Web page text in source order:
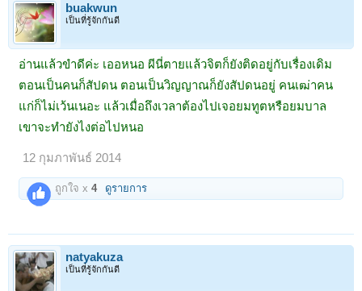
buakwun
เป็นที่รู้จักกันดี
อ่านแล้วขำดีค่ะ เออหนอ ผีนี่ตายแล้วจิตก็ยังติดอยู่กับเรื่องเดิม
ตอนเป็นคนก็สัปดน ตอนเป็นวิญญาณก็ยังสัปดนอยู่ คนเฒ่าคน
แก่ก็ไม่เว้นเนอะ แล้วเมื่อถึงเวลาต้องไปเจอยมทูตหรือยมบาล
เขาจะทำยังไงต่อไปหนอ
12 กุมภาพันธ์ 2014
ถูกใจ x4 ดูรายการ
natyakuza
เป็นที่รู้จักกันดี